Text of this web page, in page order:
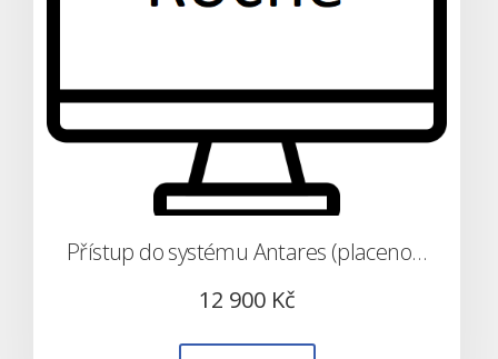
Přístup do systému Antares (placeno ročně)
12 900 Kč